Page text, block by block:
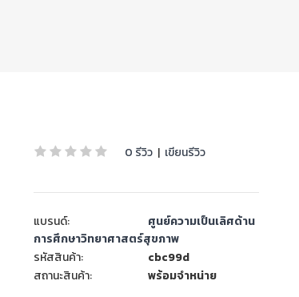
0 รีวิว | เขียนรีวิว
แบรนด์:
ศูนย์ความเป็นเลิศด้าน
การศึกษาวิทยาศาสตร์สุขภาพ
รหัสสินค้า:
cbc99d
สถานะสินค้า:
พร้อมจำหน่าย